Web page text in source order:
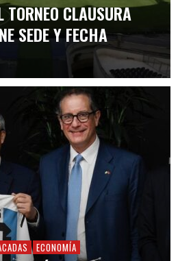
TORNEO CLAUSURA
SEDE Y FECHA
ECONOMÍA